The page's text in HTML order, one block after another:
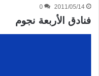
2011/05/14
0
فنادق الأربعة نجوم